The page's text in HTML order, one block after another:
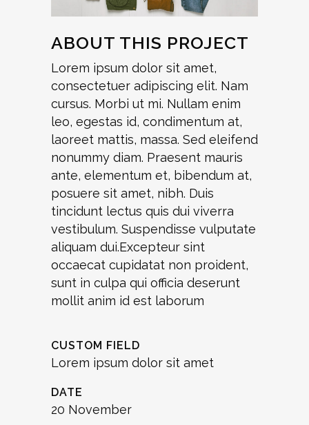
ABOUT THIS PROJECT
Lorem ipsum dolor sit amet,
consectetuer adipiscing elit. Nam
cursus. Morbi ut mi. Nullam enim
leo, egestas id, condimentum at,
laoreet mattis, massa. Sed eleifend
nonummy diam. Praesent mauris
ante, elementum et, bibendum at,
posuere sit amet, nibh. Duis
tincidunt lectus quis dui viverra
vestibulum. Suspendisse vulputate
aliquam dui.Excepteur sint
occaecat cupidatat non proident,
sunt in culpa qui officia deserunt
mollit anim id est laborum
CUSTOM FIELD
Lorem ipsum dolor sit amet
DATE
20 November